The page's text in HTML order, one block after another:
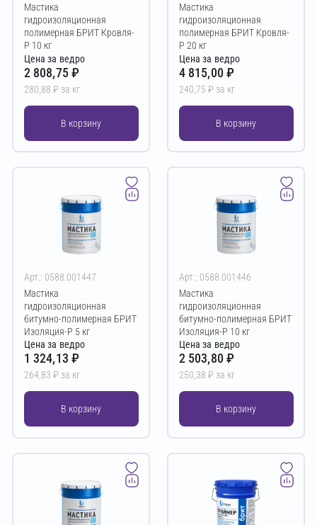
Мастика
гидроизоляционная
полимерная БРИТ Кровля-
Р 10 кг
Цена за ведро
2 808,75 ₽
280,88 ₽ за кг
В корзину
Мастика
гидроизоляционная
полимерная БРИТ Кровля-
Р 20 кг
Цена за ведро
4 815,00 ₽
240,75 ₽ за кг
В корзину
Арт.: 0588.001447
Мастика
гидроизоляционная
битумно-полимерная БРИТ
Изоляция-Р 5 кг
Цена за ведро
1 324,13 ₽
264,83 ₽ за кг
В корзину
Арт.: 0588.001446
Мастика
гидроизоляционная
битумно-полимерная БРИТ
Изоляция-Р 10 кг
Цена за ведро
2 503,80 ₽
250,38 ₽ за кг
В корзину